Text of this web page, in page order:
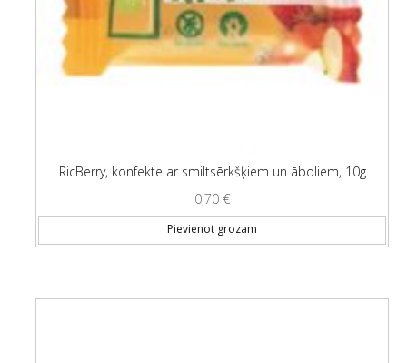
RicBerry, konfekte ar smiltsērkšķiem un āboliem, 10g
0,70 €
Pievienot grozam